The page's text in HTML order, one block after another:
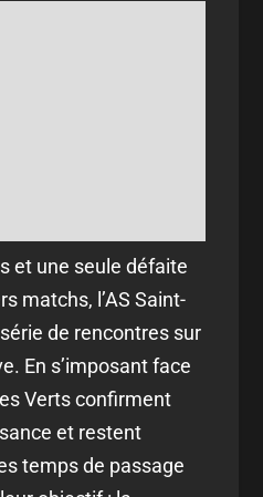
et une seule défaite
matchs, l’AS Saint-
de rencontres sur
En s’imposant face
Verts confirment
et restent
temps de passage